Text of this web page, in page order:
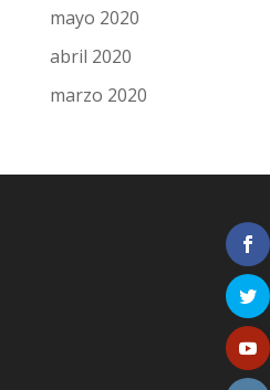
mayo 2020
abril 2020
marzo 2020